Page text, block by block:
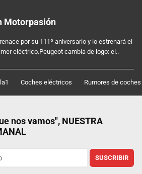
Motorpasión
por su 111º aniversario y lo estrenará el
eléctrico.Peugeot cambia de logo: el..
Coches eléctricos Rumores de coches
nos vamos", NUESTRA
SUSCRIBIR